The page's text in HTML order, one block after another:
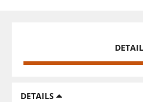
DETAILS